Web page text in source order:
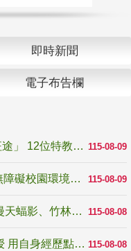
即時新聞
電子布告欄
115-08-09
青年百億海外圓夢基金計畫「無礙征途」 12位特教與弱勢青年勇闖西班牙 跨越感官限制見證生命蛻變
115-08-09
國教署補助22縣市積極推動「改善無障礙校園環境計畫」 打造友善、安全、無礙學習空間
115-08-08
青年壯遊點精選夏夜限定避暑提案 漫天蝠影、竹林尋蛙、茶香夜觀 邀青年暮色出發
115-08-08
教育家人物典範 發明大王林永禎教授 用自身經歷點亮學生的路